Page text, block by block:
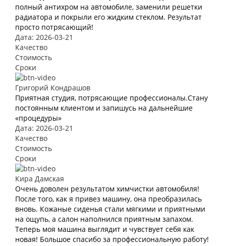
полный антихром на автомобиле, заменили решетки
радиатора и покрыли его жидким стеклом. Результат
просто потрясающий!
Дата: 2026-03-21
Качество
Стоимость
Сроки
Григорий Кондрашов
Приятная студия, потрясающие профессионалы.Стану
постоянным клиентом и запишусь на дальнейшие
«процедуры»
Дата: 2026-03-21
Качество
Стоимость
Сроки
Кира Дамская
Очень доволен результатом химчистки автомобиля!
После того, как я привез машину, она преобразилась
вновь. Кожаные сиденья стали мягкими и приятными
на ощупь, а салон наполнился приятным запахом.
Теперь моя машина выглядит и чувствует себя как
новая! Большое спасибо за профессиональную работу!